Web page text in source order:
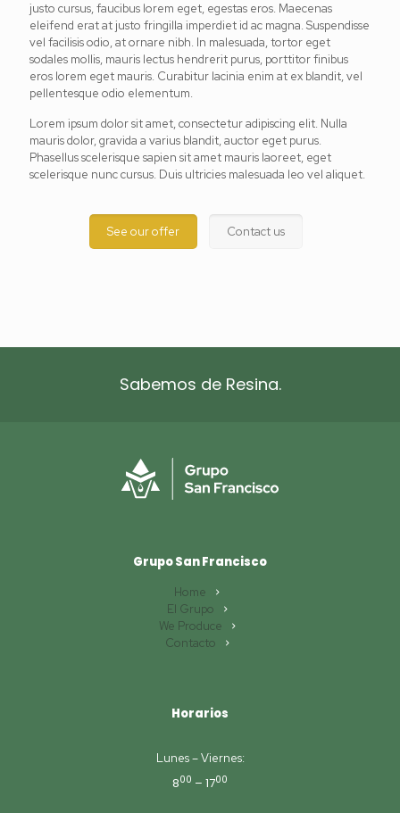
justo cursus, faucibus lorem eget, egestas eros. Maecenas
eleifend erat at justo fringilla imperdiet id ac magna. Suspendisse
vel facilisis odio, at ornare nibh. In malesuada, tortor eget
sodales mollis, mauris lectus hendrerit purus, porttitor finibus
eros lorem eget mauris. Curabitur lacinia enim at ex blandit, vel
pellentesque odio elementum.
Lorem ipsum dolor sit amet, consectetur adipiscing elit. Nulla
mauris dolor, gravida a varius blandit, auctor eget purus.
Phasellus scelerisque sapien sit amet mauris laoreet, eget
scelerisque nunc cursus. Duis ultricies malesuada leo vel aliquet.
See our offer Contact us
Sabemos de Resina.
Grupo San Francisco
Home
El Grupo
We Produce
Contacto
Horarios
Lunes – Viernes:
800 – 1700